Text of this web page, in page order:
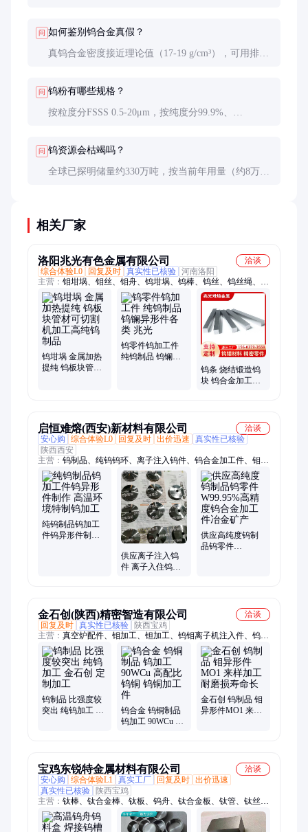
问 如何鉴别钨合金真假？
真钨合金密度接近理论值（17-19 g/cm³），可用排水
问 钨粉有哪些规格？
按粒度分FSSS 0.5-20μm，按纯度分99.9%、
问 钨资源会枯竭吗？
全球已探明储量约330万吨，按当前年用量（约8万
相关厂家
洛阳兆光有色金属有限公司
洽谈
综合体验L0
回复及时 真实性已核验 河南洛阳
主营： 钼坩埚、钼丝、钼舟、钨坩埚、钨棒、钨丝、钨丝绳、钨
片、钨电极、钨钼合金、钨管、钨靶材、钼板、钼管、钼导流
筒、TZM钼、钼圆、钼片、钼棒、钼电极、钼镧合金、钼靶材
钨坩埚 金属加热
提纯 钨板块管材
钨零件钨加工件
纯钨制品 钨镧异
钨条 烧结锻造钨
块 钨合金加工金
启恒难熔(西安)新材料有限公司
洽谈
安心购
综合体验L0 回复及时 出价迅速
真实性已核验
陕西西安
主营： 钨制品、纯钨钨环、离子注入钨件、钨合金加工件、钼制
品、钨钼合计、金属合金
纯钨制品钨加工
件钨异形件制作
供应离子注入钨
件 离子入住钨制
供应高纯度钨制
品钨零件
金石创(陕西)精密智造有限公司
洽谈
回复及时 真实性已核验
陕西宝鸡
主营： 真空炉配件、钼加工、钽加工、钨钼离子机注入件、钨钼
钽紧固件、钨钼锆等坩埚、铜镶钨/钼电极、钨加工、来图/来样
加工
钨制品 比强度较
突出 纯钨加工 金
钨合金 钨铜制品
钨加工 90WCu 高
金石创 钨制品 钼
异形件MO1 来样
宝鸡东锐特金属材料有限公司
洽谈
安心购
综合体验L1 真实工厂 回复及时 出价迅速
真实性已核验
陕西宝鸡
主营： 钛棒、钛合金棒、钛板、钨舟、钛合金板、钛管、钛丝、
钛角铁、钛方管、钛槽钢、钛箔、钛法兰、钛弯头、锆棒、锆
板、锆管、钽棒、钽板、钽箔、钽管、钽丝、铌板、铌棒、铌